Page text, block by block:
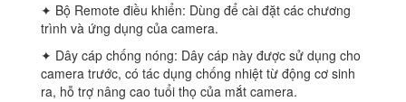
✦ Bộ Remote điều khiển: Dùng để cài đặt các chương
trình và ứng dụng của camera.
✦ Dây cáp chống nóng: Dây cáp này được sử dụng cho
camera trước, có tác dụng chống nhiệt từ động cơ sinh
ra, hỗ trợ nâng cao tuổi thọ của mắt camera.